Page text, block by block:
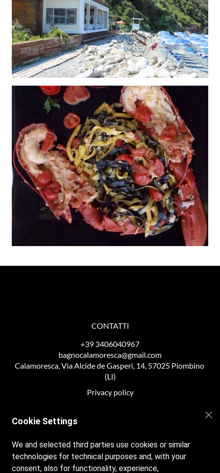
CONTATTI
+39 3406040967
bagnocalamoresca@gmail.com
Calamoresca, Via Alcide de Gasperi, 14, 57025 Piombino
(LI)
Privacy policy
ORARI
Tutti i giorni dalle 09.00 alle 19.00
Cookie Settings
We and selected third parties use cookies or similar
technologies for technical purposes and, with your
consent, also for functionality, experience,